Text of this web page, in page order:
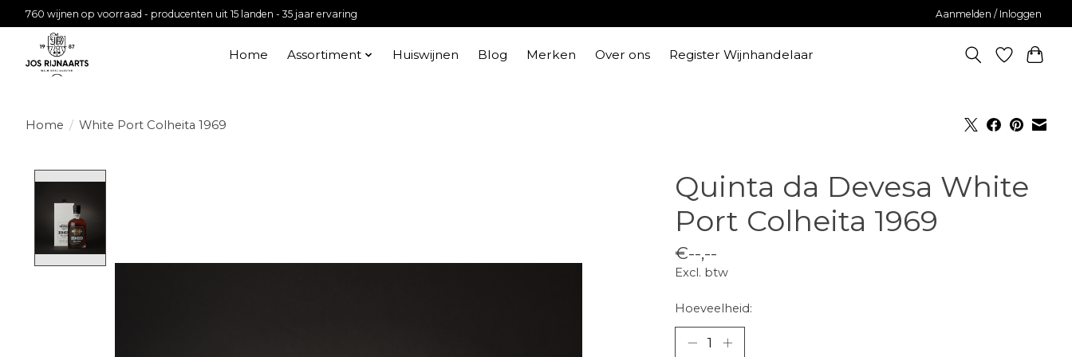
760 wijnen op voorraad - producenten uit 15 landen - 35 jaar ervaring Aanmelden / Inloggen
Home Assortiment Huiswijnen Blog Merken Over ons Register Wijnhandelaar
Home / White Port Colheita 1969
Quinta da Devesa White
Port Colheita 1969
€--,--
Excl. btw
Hoeveelheid: